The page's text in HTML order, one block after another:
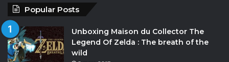
Popular Posts
Unboxing Maison du Collector The
Legend Of Zelda : The breath of the
wild